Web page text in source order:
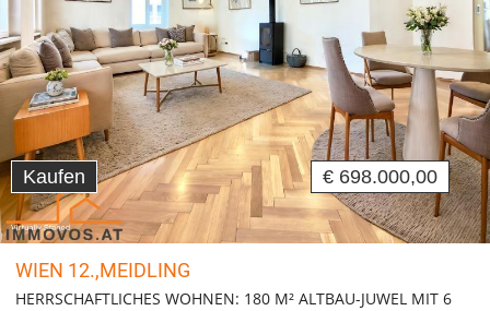
Kaufen € 698.000,00
WIEN 12.,MEIDLING
HERRSCHAFTLICHES WOHNEN: 180 M² ALTBAU-JUWEL MIT 6